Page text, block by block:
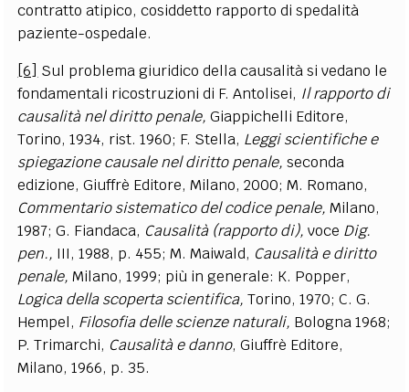
contratto atipico, cosiddetto rapporto di spedalità
paziente-ospedale.
[6] Sul problema giuridico della causalità si vedano le
fondamentali ricostruzioni di F. Antolisei, Il rapporto di
causalità nel diritto penale,Giappichelli Editore,
Torino, 1934, rist. 1960; F. Stella, Leggi scientifiche e
spiegazione causale nel diritto penale,seconda
edizione, Giuffrè Editore, Milano, 2000; M. Romano,
Commentario sistematico del codice penale,Milano,
1987; G. Fiandaca, Causalità (rapporto di),voce Dig.
pen., III, 1988, p. 455; M. Maiwald, Causalità e diritto
penale,Milano, 1999; più in generale: K. Popper,
Logica della scoperta scientifica,Torino, 1970; C. G.
Hempel, Filosofia delle scienze naturali, Bologna 1968;
P. Trimarchi, Causalità e danno, Giuffrè Editore,
Milano, 1966, p. 35.